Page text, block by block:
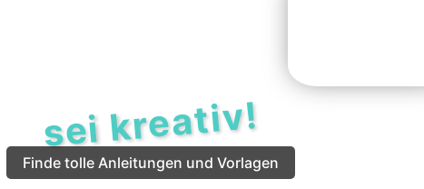
sei kreativ!
Finde tolle Anleitungen und Vorlagen